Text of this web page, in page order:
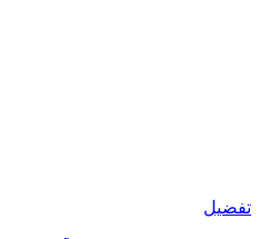
تفضيل